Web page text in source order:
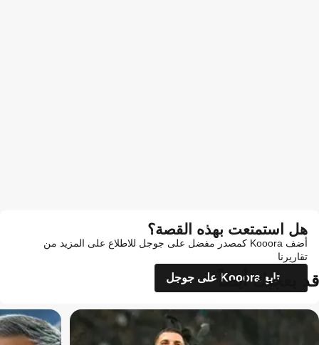
هل استمتعت بهذه القصة؟
أضف Kooora كمصدر مفضل على جوجل للاطلاع على المزيد من
تقاريرنا
تابع Kooora على جوجل
قد يعجبك أيضاً